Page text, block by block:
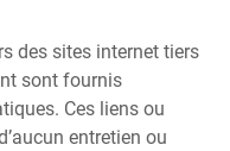
des sites internet tiers
sont fournis
Ces liens ou
entretien ou